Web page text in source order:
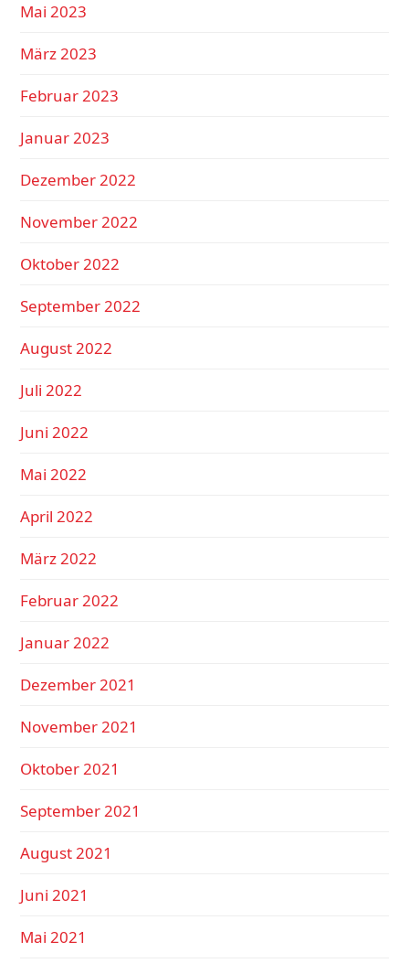
Mai 2023
März 2023
Februar 2023
Januar 2023
Dezember 2022
November 2022
Oktober 2022
September 2022
August 2022
Juli 2022
Juni 2022
Mai 2022
April 2022
März 2022
Februar 2022
Januar 2022
Dezember 2021
November 2021
Oktober 2021
September 2021
August 2021
Juni 2021
Mai 2021